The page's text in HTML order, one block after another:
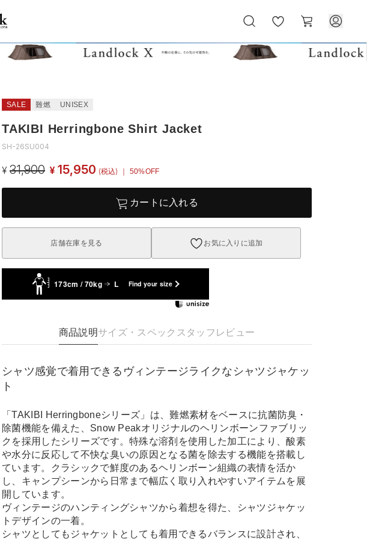
気
に
ー
ト
SALE 難燃 UNISEX
TAKIBI Herringbone Shirt Jacket
SH-26SU004
¥ 31,900 ¥ 15,950 (税込) ｜ 50%OFF
カートに入れる
店舗在庫を見る お気に入りに追加
173cm / 70kg L Find your size
商品説明サイズ・スペック スタッフレビュー
シャツ感覚で着用できるヴィンテージライクなシャツジャケッ
ト
「TAKIBI Herringboneシリーズ」は、難燃素材をベースに抗菌防臭・
除菌機能を備えた、Snow Peakオリジナルのヘリンボーンファブリッ
クを採用したシリーズです。特殊な溶剤を使用した加工により、酸素
や水分に反応して不快な臭いの原因となる菌を除去する機能を搭載し
ています。クラシックで鮮度のあるヘリンボーン組織の表情を活か
し、キャンプシーンから日常まで幅広く取り入れやすいアイテムを展
開しています。
ヴィンテージのハンティングシャツから着想を得た、シャツジャケッ
トデザインの一着。
シャツとしてもジャケットとしても着用できるバランスに設計され、